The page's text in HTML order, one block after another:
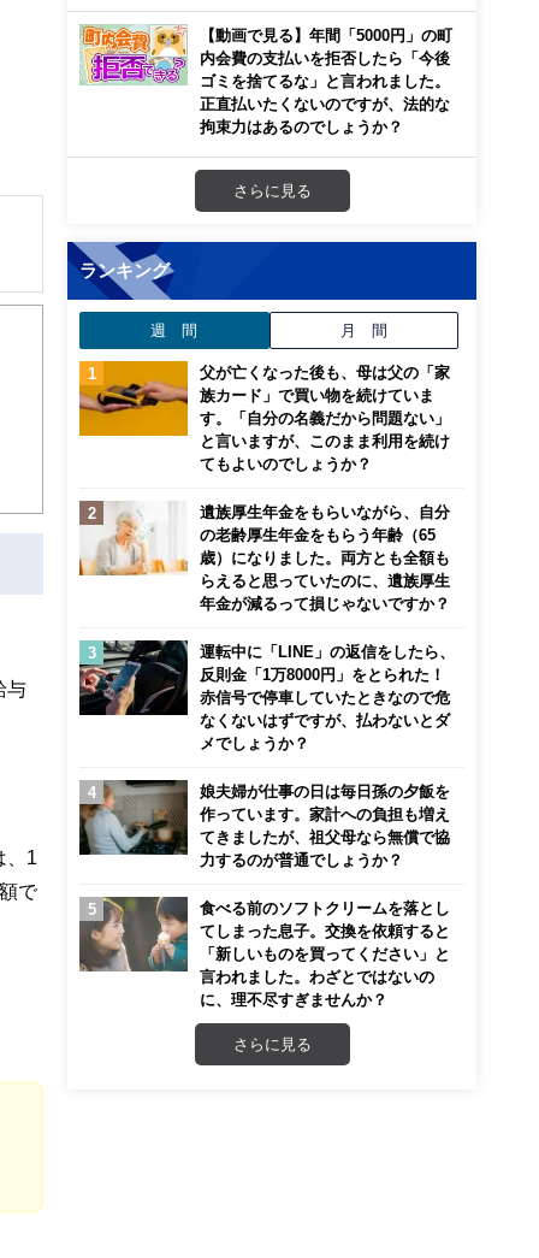
き
与
1
で
【動画で見る】年間「5000円」の町
内会費の支払いを拒否したら「今後
ゴミを捨てるな」と言われました。
正直払いたくないのですが、法的な
拘束力はあるのでしょうか？
さらに見る
ランキング
週 間 月 間
父が亡くなった後も、母は父の「家
族カード」で買い物を続けていま
す。「自分の名義だから問題ない」
と言いますが、このまま利用を続け
てもよいのでしょうか？
遺族厚生年金をもらいながら、自分
の老齢厚生年金をもらう年齢（65
歳）になりました。両方とも全額も
らえると思っていたのに、遺族厚生
年金が減るって損じゃないですか？
運転中に「LINE」の返信をしたら、
反則金「1万8000円」をとられた！
赤信号で停車していたときなので危
なくないはずですが、払わないとダ
メでしょうか？
娘夫婦が仕事の日は毎日孫の夕飯を
作っています。家計への負担も増え
てきましたが、祖父母なら無償で協
力するのが普通でしょうか？
食べる前のソフトクリームを落とし
てしまった息子。交換を依頼すると
「新しいものを買ってください」と
言われました。わざとではないの
に、理不尽すぎませんか？
さらに見る